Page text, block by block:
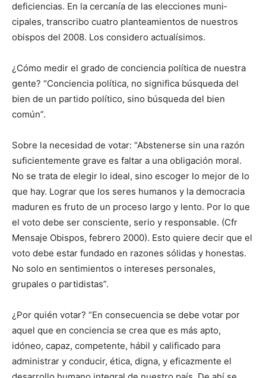
deficiencias. En la cercanía de las elecciones muni­
cipales, transcribo cuatro plantea­mientos de nuestros
obispos del 2008. Los considero actualísimos.
¿Cómo medir el grado de conciencia política de nuestra
gente? “Conciencia política, no significa búsqueda del
bien de un partido polí­tico, sino búsqueda del bien
común”.
Sobre la necesidad de votar: “Abs­tenerse sin una razón
suficientemente grave es faltar a una obli­gación moral.
No se trata de elegir lo ideal, sino escoger lo mejor de lo
que hay. Lograr que los seres huma­nos y la democracia
maduren es fruto de un proceso largo y lento. Por lo que
el voto debe ser cons­ciente, serio y responsable. (Cfr
Mensaje Obispos, febrero 2000). Esto quiere decir que el
voto debe estar fundado en razones sólidas y honestas.
No solo en sentimientos o intereses personales,
grupales o partidistas”.
¿Por quién votar? “En consecuencia se debe votar por
aquel que en conciencia se crea que es más apto,
idóneo, capaz, competente, hábil y calificado para
administrar y conducir, ética, digna, y eficazmen­te el